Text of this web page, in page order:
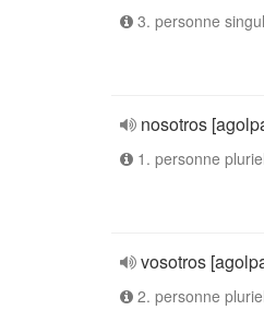
3. personne
nosotros
1. personne
vosotros
2. personne